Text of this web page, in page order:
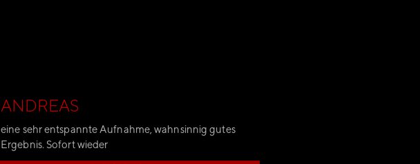
ANDREAS
eine sehr entspannte Aufnahme, wahnsinnig gutes
Ergebnis. Sofort wieder